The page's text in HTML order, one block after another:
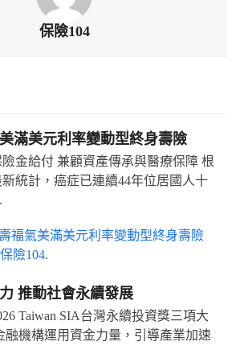
保險104
滿美元利率變動型終身壽險
金給付 兼顧資產傳承與醫療保障 根
統計，癌症已連續44年位居國人十
福氣美滿美元利率變動型終身壽險
保險104.
推動社會永續發展
Taiwan SIA台灣永續投資獎三項大
融機構運用資金力量，引導產業加速